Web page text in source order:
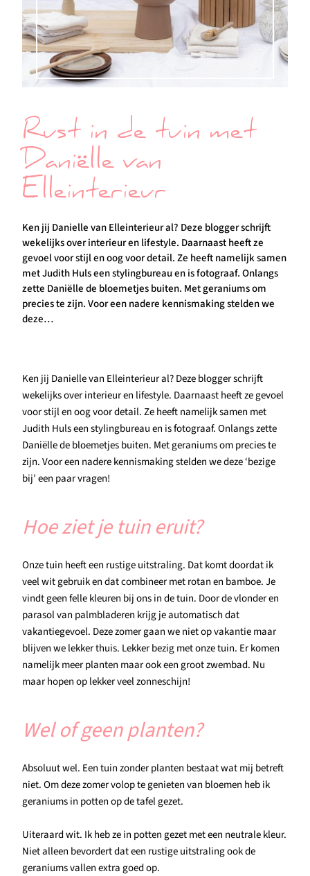
Rust in de tuin met
Daniëlle van
Elleinterieur
Ken jij Danielle van Elleinterieur al? Deze blogger schrijft
wekelijks over interieur en lifestyle. Daarnaast heeft ze
gevoel voor stijl en oog voor detail. Ze heeft namelijk samen
met Judith Huls een stylingbureau en is fotograaf. Onlangs
zette Daniëlle de bloemetjes buiten. Met geraniums om
precies te zijn. Voor een nadere kennismaking stelden we
deze…
Ken jij Danielle van Elleinterieur al? Deze blogger schrijft
wekelijks over interieur en lifestyle. Daarnaast heeft ze gevoel
voor stijl en oog voor detail. Ze heeft namelijk samen met
Judith Huls een stylingbureau en is fotograaf. Onlangs zette
Daniëlle de bloemetjes buiten. Met geraniums om precies te
zijn. Voor een nadere kennismaking stelden we deze ‘bezige
bij’ een paar vragen!
Hoe ziet je tuin eruit?
Onze tuin heeft een rustige uitstraling. Dat komt doordat ik
veel wit gebruik en dat combineer met rotan en bamboe. Je
vindt geen felle kleuren bij ons in de tuin. Door de vlonder en
parasol van palmbladeren krijg je automatisch dat
vakantiegevoel. Deze zomer gaan we niet op vakantie maar
blijven we lekker thuis. Lekker bezig met onze tuin. Er komen
namelijk meer planten maar ook een groot zwembad. Nu
maar hopen op lekker veel zonneschijn!
Wel of geen planten?
Absoluut wel. Een tuin zonder planten bestaat wat mij betreft
niet. Om deze zomer volop te genieten van bloemen heb ik
geraniums in potten op de tafel gezet.
Uiteraard wit. Ik heb ze in potten gezet met een neutrale kleur.
Niet alleen bevordert dat een rustige uitstraling ook de
geraniums vallen extra goed op.